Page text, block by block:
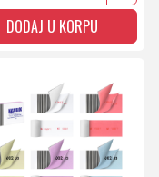
DODAJ U KORPU